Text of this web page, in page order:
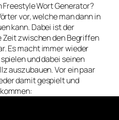
Freestyle Wort Generator?
vor, welche man dann in
kann. Dabei ist der
zwischen den Begriffen
Es macht immer wieder
und dabei seinen
auszubauen. Vor ein paar
damit gespielt und